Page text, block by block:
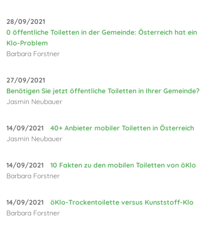
28/09/2021
0 öffentliche Toiletten in der Gemeinde: Österreich hat ein
Klo-Problem
Barbara Forstner
27/09/2021
Benötigen Sie jetzt öffentliche Toiletten in Ihrer Gemeinde?
Jasmin Neubauer
14/09/2021
40+ Anbieter mobiler Toiletten in Österreich
Jasmin Neubauer
14/09/2021
10 Fakten zu den mobilen Toiletten von öKlo
Barbara Forstner
14/09/2021
öKlo-Trockentoilette versus Kunststoff-Klo
Barbara Forstner